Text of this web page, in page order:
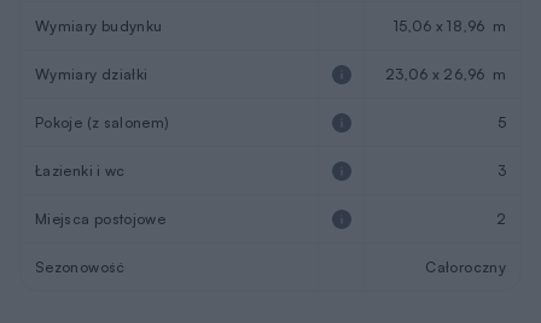
Wymiary budynku 15,06 x 18,96 m
Wymiary działki 23,06 x 26,96 m
Pokoje (z salonem) 5
Łazienki i wc 3
Miejsca postojowe 2
Sezonowość Całoroczny